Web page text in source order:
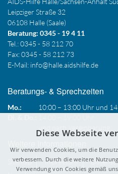
Leipziger Straße 32
06108 Halle (Saale)
Beratung: 0345 - 19 4 11
Tel.: 0345 - 58 212 70
Fax: 0345 - 58 212 73
E-Mail: info@halle.aidshilfe.de
Beratungs- & Sprechzeiten
Mo.:
10:00 – 13:00 Uhr und
Sitemap Impressum
Diese Webseite
Wir verwenden Cookies, um die
verbessern. Durch die weitere
Verwendung von Cookies gemäß